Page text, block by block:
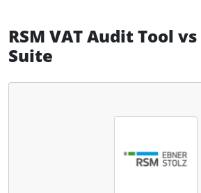
RSM VAT Audit Tool vs
Suite